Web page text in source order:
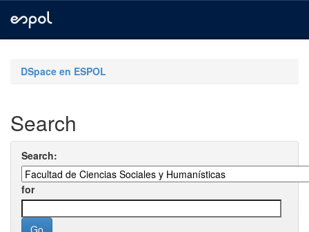
navigationDSpace en ESPOL
Search
Search:
for